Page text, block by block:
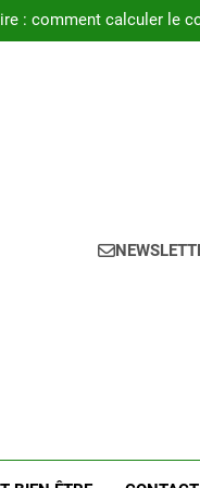
: comment calculer le
est le coût réel pour